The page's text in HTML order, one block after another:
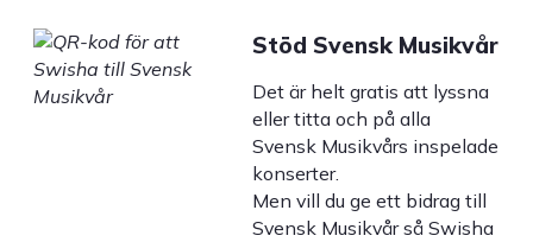
Stöd Svensk Musikvår
Det är helt gratis att lyssna
eller titta och på alla
Svensk Musikvårs inspelade
konserter.
Men vill du ge ett bidrag till
Svensk Musikvår så Swisha